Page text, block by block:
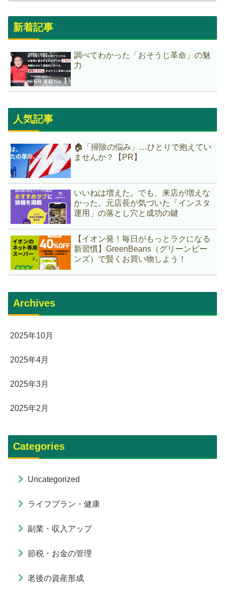
新着記事
調べてわかった「おそうじ革命」の魅
力
人気記事
🏠「掃除の悩み」…ひとりで抱えてい
ませんか？【PR】
いいねは増えた。でも、来店が増えな
かった。元店長が気づいた「インスタ
運用」の落とし穴と成功の鍵
【イオン発！毎日がもっとラクになる
新習慣】GreenBeans（グリーンビー
ンズ）で賢くお買い物しよう！
Archives
2025年10月
2025年4月
2025年3月
2025年2月
Categories
Uncategorized
ライフプラン・健康
副業・収入アップ
節税・お金の管理
老後の資産形成